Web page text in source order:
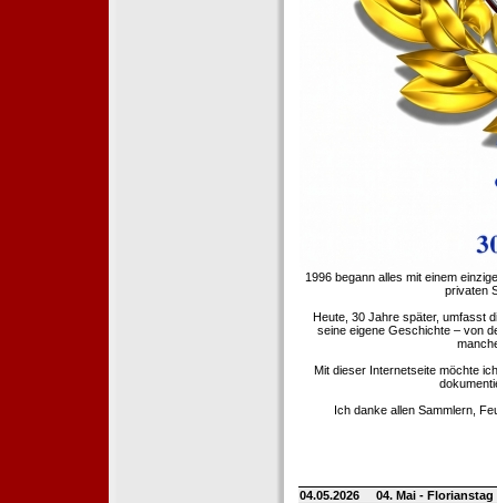
1996 begann alles mit einem
privaten
Heute, 30 Jahre später, umfasst
seine eigene Geschichte – von
Mit dieser Internetseite möchte
Ich danke allen Sammlern,
04.05.2026
04. Mai -